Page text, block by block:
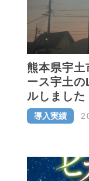
熊本県宇土
ース宇土
ルしました
導入実績